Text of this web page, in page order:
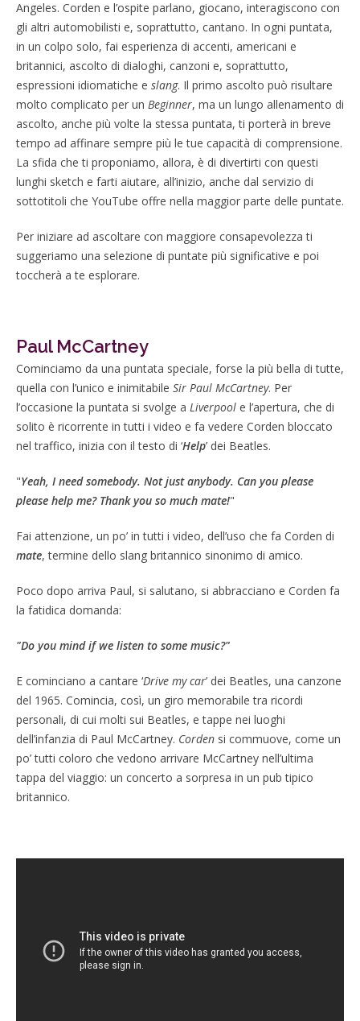
Angeles. Corden e l’ospite parlano, giocano, interagiscono con
gli altri automobilisti e, soprattutto, cantano. In ogni puntata,
in un colpo solo, fai esperienza di accenti, americani e
britannici, ascolto di dialoghi, canzoni e, soprattutto,
espressioni idiomatiche e slang. Il primo ascolto può risultare
molto complicato per un Beginner, ma un lungo allenamento di
ascolto, anche più volte la stessa puntata, ti porterà in breve
tempo ad affinare sempre più le tue capacità di comprensione.
La sfida che ti proponiamo, allora, è di divertirti con questi
lunghi sketch e farti aiutare, all’inizio, anche dal servizio di
sottotitoli che YouTube offre nella maggior parte delle puntate.
Per iniziare ad ascoltare con maggiore consapevolezza ti
suggeriamo una selezione di puntate più significative e poi
toccherà a te esplorare.
Paul McCartney
Cominciamo da una puntata speciale, forse la più bella di tutte,
quella con l’unico e inimitabile Sir Paul McCartney. Per
l’occasione la puntata si svolge a Liverpool e l’apertura, che di
solito è ricorrente in tutti i video e fa vedere Corden bloccato
nel traffico, inizia con il testo di ‘Help’ dei Beatles.
"Yeah, I need somebody. Not just anybody. Can you please
please help me? Thank you so much mate!"
Fai attenzione, un po’ in tutti i video, dell’uso che fa Corden di
mate, termine dello slang britannico sinonimo di amico.
Poco dopo arriva Paul, si salutano, si abbracciano e Corden fa
la fatidica domanda:
"Do you mind if we listen to some music?"
E cominciano a cantare ‘Drive my car’ dei Beatles, una canzone
del 1965. Comincia, così, un giro memorabile tra ricordi
personali, di cui molti sui Beatles, e tappe nei luoghi
dell’infanzia di Paul McCartney. Corden si commuove, come un
po’ tutti coloro che vedono arrivare McCartney nell’ultima
tappa del viaggio: un concerto a sorpresa in un pub tipico
britannico.